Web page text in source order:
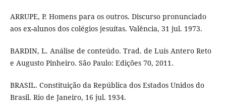
ARRUPE, P. Homens para os outros. Discurso pronunciado
aos ex-alunos dos colégios jesuítas. Valência, 31 jul. 1973.
BARDIN, L. Análise de conteúdo. Trad. de Luís Antero Reto
e Augusto Pinheiro. São Paulo: Edições 70, 2011.
BRASIL. Constituição da República dos Estados Unidos do
Brasil. Rio de Janeiro, 16 jul. 1934.